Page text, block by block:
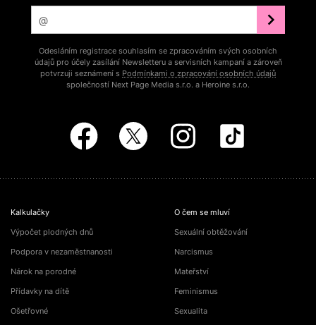
Odesláním registrace souhlasím se zpracováním svých osobních
údajů pro účely zasílání Newsletteru a servisních kampaní a zároveň
potvrzuji seznámení s Podmínkami o zpracování osobních údajů
společností Next Page Media s.r.o. a Heroine s.r.o.
Kalkulačky
Výpočet plodných dnů
Podpora v nezaměstnanosti
Nárok na porodné
Přídavky na dítě
Ošetřovné
O čem se mluví
Sexuální obtěžování
Narcismus
Mateřství
Feminismus
Sexualita